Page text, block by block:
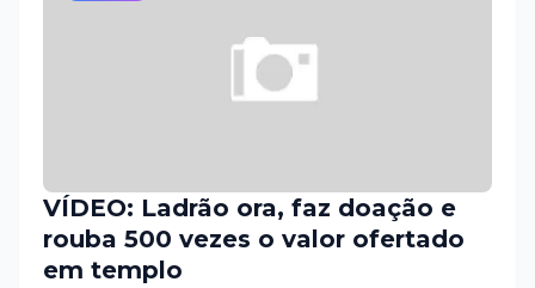
VÍDEO: Ladrão ora, faz doação e
rouba 500 vezes o valor ofertado
em templo